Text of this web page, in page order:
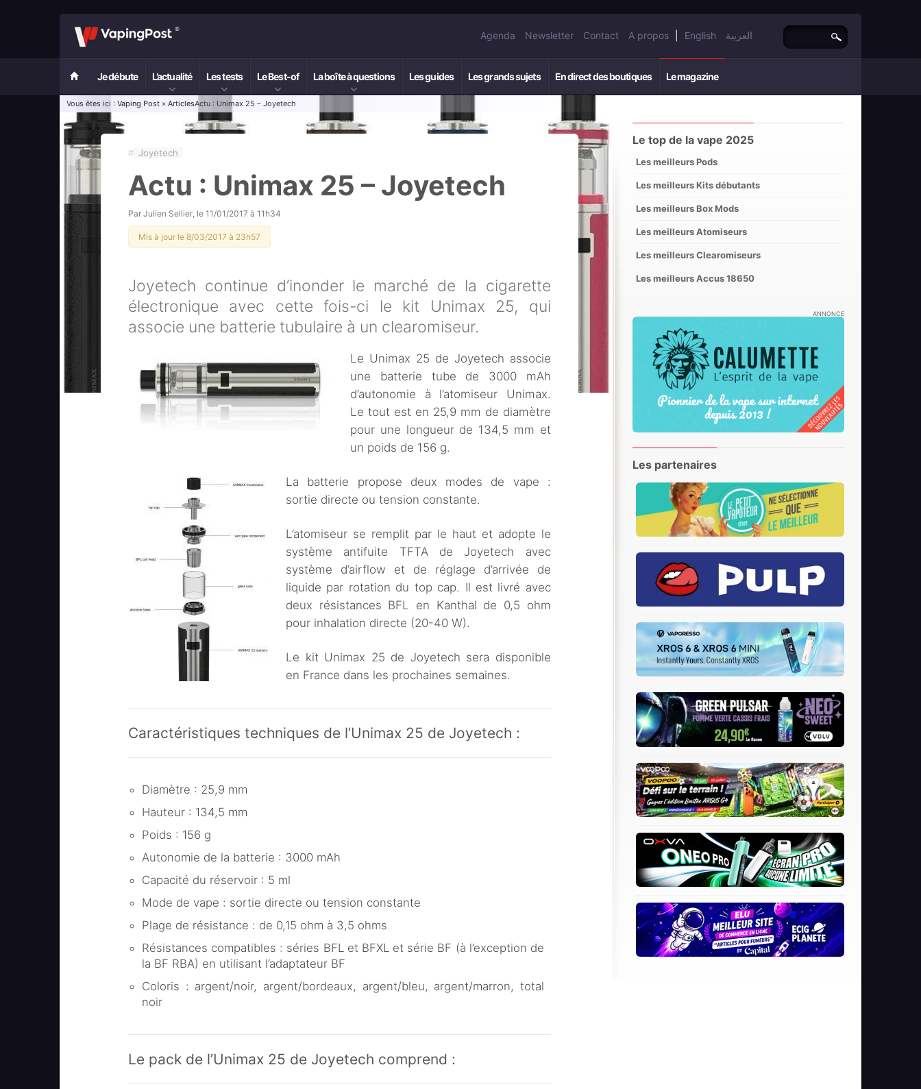
Agenda Newsletter Contact A propos English العربية
Je débute L’actualité Les tests Le Best-of La boîte à questions Les guides Les grands sujets En direct des boutiques Le magazine
Vous êtes ici : Vaping Post » ArticlesActu : Unimax 25 – Joyetech
# Joyetech
Actu : Unimax 25 – Joyetech
Par Julien Sellier, le 11/01/2017 à 11h34
Mis à jour le 8/03/2017 à 23h57
Joyetech continue d’inonder le marché de la cigarette
électronique avec cette fois-ci le kit Unimax 25, qui
associe une batterie tubulaire à un clearomiseur.
Le Unimax 25 de Joyetech associe
une batterie tube de 3000 mAh
d’autonomie à l’atomiseur Unimax.
Le tout est en 25,9 mm de diamètre
pour une longueur de 134,5 mm et
un poids de 156 g.
La batterie propose deux modes de vape :
sortie directe ou tension constante.
L’atomiseur se remplit par le haut et adopte le
système antifuite TFTA de Joyetech avec
système d’airflow et de réglage d’arrivée de
liquide par rotation du top cap. Il est livré avec
deux résistances BFL en Kanthal de 0,5 ohm
pour inhalation directe (20-40 W).
Le kit Unimax 25 de Joyetech sera disponible
en France dans les prochaines semaines.
Caractéristiques techniques de l’Unimax 25 de Joyetech :
Diamètre : 25,9 mm
Hauteur : 134,5 mm
Poids : 156 g
Autonomie de la batterie : 3000 mAh
Capacité du réservoir : 5 ml
Mode de vape : sortie directe ou tension constante
Plage de résistance : de 0,15 ohm à 3,5 ohms
Résistances compatibles : séries BFL et BFXL et série BF (à l’exception de
la BF RBA) en utilisant l’adaptateur BF
Coloris : argent/noir, argent/bordeaux, argent/bleu, argent/marron, total
noir
Le pack de l’Unimax 25 de Joyetech comprend :
Le top de la vape 2025
Les meilleurs Pods
Les meilleurs Kits débutants
Les meilleurs Box Mods
Les meilleurs Atomiseurs
Les meilleurs Clearomiseurs
Les meilleurs Accus 18650
ANNONCE
Les partenaires